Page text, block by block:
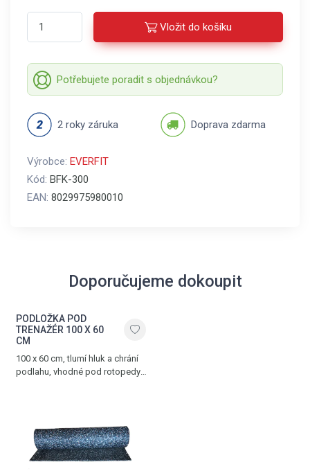
Vložit do košíku
Potřebujete poradit s objednávkou?
2 roky záruka Doprava zdarma
Výrobce: EVERFIT
Kód: BFK-300
EAN: 8029975980010
Doporučujeme dokoupit
PODLOŽKA POD
TRENAŽÉR 100 X 60
CM
100 x 60 cm, tlumí hluk a chrání
podlahu, vhodné pod rotopedy,